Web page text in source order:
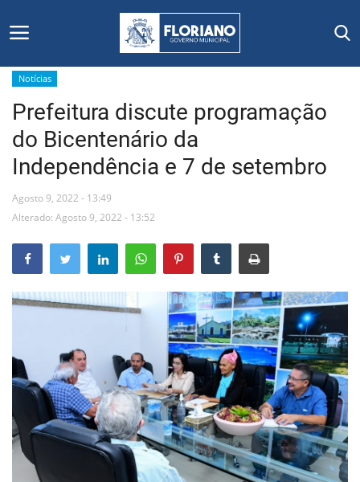
Início
Editais
Floriano
Mural de Licitações
Notícias
Vídeos
Webmail
Contato
Notícias
Prefeitura discute programação
do Bicentenário da
Independência e 7 de setembro
Agosto 9, 2022 - 13:49
Alterado: Agosto 9, 2022 - 13:52